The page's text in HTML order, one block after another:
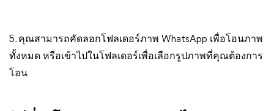
5. คุณสามารถคัดลอกโฟลเดอร์ภาพ WhatsApp เพื่อโอนภาพ
ทั้งหมด หรือเข้าไปในโฟลเดอร์เพื่อเลือกรูปภาพที่คุณต้องการ
โอน